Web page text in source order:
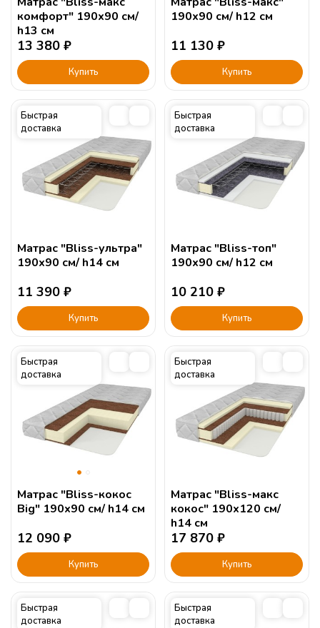
комфорт" 190х90 см/
h13 см
13 380 ₽
Купить
190х90 см/ h12 см
11 130 ₽
Купить
Быстрая
доставка
Матрас "Bliss-ультра"
190х90 см/ h14 см
11 390 ₽
Купить
Быстрая
доставка
Матрас "Bliss-топ"
190х90 см/ h12 см
10 210 ₽
Купить
Быстрая
доставка
Матрас "Bliss-кокос
Big" 190х90 см/ h14 см
12 090 ₽
Купить
Быстрая
доставка
Матрас "Bliss-макс
кокос" 190х120 см/
h14 см
17 870 ₽
Купить
Быстрая
доставка
Быстрая
доставка